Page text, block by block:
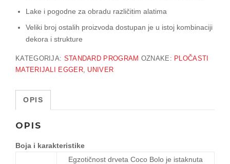
Lake i pogodne za obradu različitim alatima
Veliki broj ostalih proizvoda dostupan je u istoj kombinaciji
dekora i strukture
KATEGORIJA: STANDARD PROGRAM OZNAKE: PLOČASTI
MATERIJALI EGGER, UNIVER
OPIS
OPIS
Boja i karakteristike
Egzotičnost drveta Coco Bolo je istaknuta